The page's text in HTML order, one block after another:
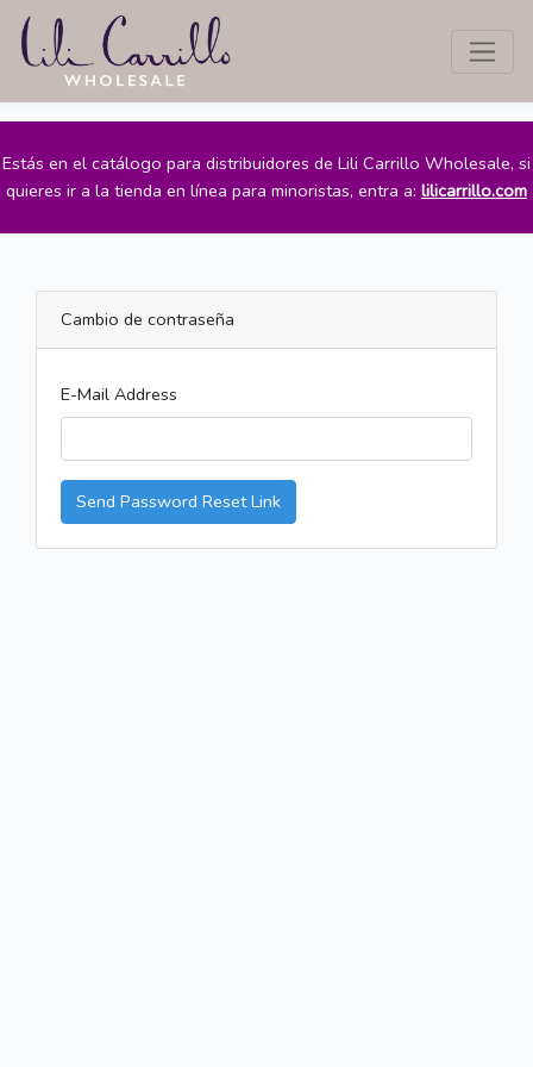
Estás en el catálogo para distribuidores de Lili Carrillo Wholesale, si
quieres ir a la tienda en línea para minoristas, entra a: lilicarrillo.com
Cambio de contraseña
E-Mail Address
Send Password Reset Link